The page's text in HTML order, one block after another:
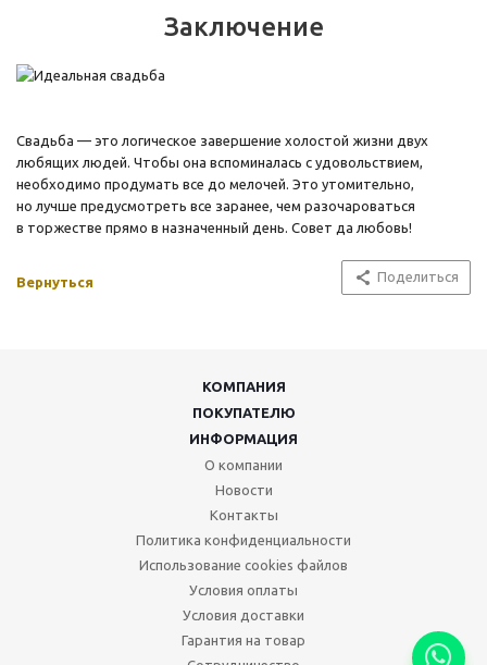
Заключение
Свадьба — это логическое завершение холостой жизни двух
любящих людей. Чтобы она вспоминалась с удовольствием,
необходимо продумать все до мелочей. Это утомительно,
но лучше предусмотреть все заранее, чем разочароваться
в торжестве прямо в назначенный день. Совет да любовь!
Вернуться Поделиться
КОМПАНИЯ
ПОКУПАТЕЛЮ
ИНФОРМАЦИЯ
О компании
Новости
Контакты
Политика конфиденциальности
Использование cookies файлов
Условия оплаты
Условия доставки
Гарантия на товар